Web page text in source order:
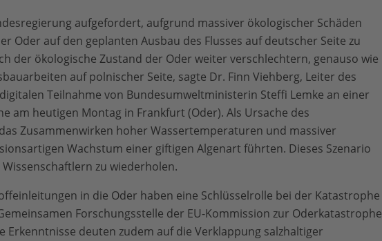
aufgefordert, aufgrund massiver ökologischer Schäden
Oder auf den geplanten Ausbau des Flusses auf deutscher Seite zu
der ökologische Zustand der Oder weiter verschlechtern, genauso wie
auf polnischer Seite, sagte Dr. Finn Viehberg, Leiter des
Teilnahme von Bundesumweltministerin Steffi Lemke an einer
am heutigen Montag in Frankfurt (Oder). Als Ursache des
Zusammenwirken hoher Wassertemperaturen und massiver
Wachstum einer giftigen Algenart führten. Dieses Szenario
zu wiederholen.
in die Oder haben eine Schlüsselrolle bei der Katastrophe
Forschungsstelle der EU-Kommission zur Oderkatastrophe
Erkenntnisse deuten zudem auf die Verklappung salzhaltiger